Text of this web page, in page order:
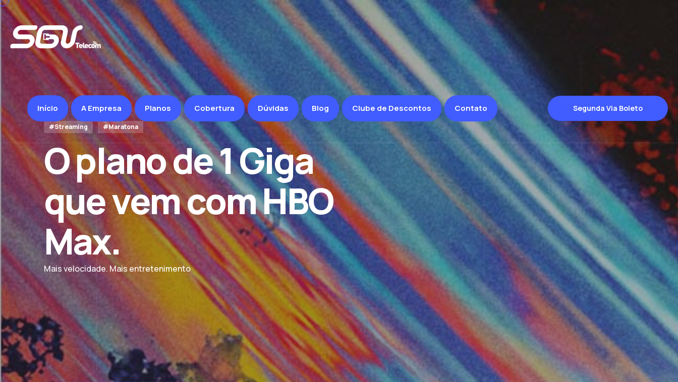
Início A Empresa Planos Cobertura Dúvidas Blog Clube de Descontos Contato Segunda Via Boleto
#Streaming #Maratona
O plano de 1 Giga
que vem com HBO
Max.
Mais velocidade. Mais entretenimento